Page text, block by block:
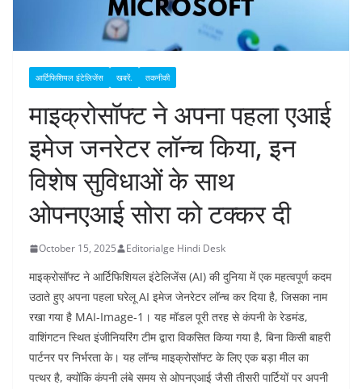
आर्टिफिशियल इंटेलिजेंस खबरें. तकनीकी
माइक्रोसॉफ्ट ने अपना पहला एआई
इमेज जनरेटर लॉन्च किया, इन
विशेष सुविधाओं के साथ
ओपनएआई सोरा को टक्कर दी
October 15, 2025 Editorialge Hindi Desk
माइक्रोसॉफ्ट ने आर्टिफिशियल इंटेलिजेंस (AI) की दुनिया में एक महत्वपूर्ण कदम
उठाते हुए अपना पहला घरेलू AI इमेज जेनरेटर लॉन्च कर दिया है, जिसका नाम
रखा गया है MAI-Image-1। यह मॉडल पूरी तरह से कंपनी के रेडमंड,
वाशिंगटन स्थित इंजीनियरिंग टीम द्वारा विकसित किया गया है, बिना किसी बाहरी
पार्टनर पर निर्भरता के। यह लॉन्च माइक्रोसॉफ्ट के लिए एक बड़ा मील का
पत्थर है, क्योंकि कंपनी लंबे समय से ओपनएआई जैसी तीसरी पार्टियों पर अपनी